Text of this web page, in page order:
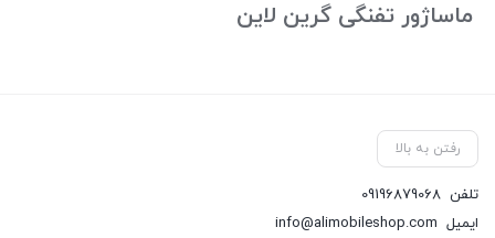
ماساژور تفنگی گرین لاین
رفتن به بالا
تلفن 09196879068
ایمیل info@alimobileshop.com